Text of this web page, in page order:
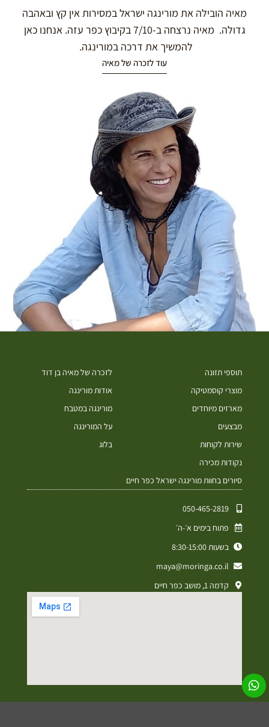
מאיה הובילה את מורינגה ישראל במסירות אין קץ ובאהבה
גדולה. מאיה נרצחה ב-7/10 בקיבוץ כפר עזה. אנחנו כאן
להמשיך את דרכה במורינגה.
עוד לזכרה של מאיה
תוספי תזונה
מוצרי קוסמטיקה
מארזים מיוחדים
מבצעים
שירות לקוחות
נקודות מכירה
סיורים בחוות מורינגה ישראל כפר חיים
לזכרה של מאיה בן דוד
אודות מורינגה
מורינגה במטבח
על המורינגה
בלוג
050-465-2819⁩
פתוח בימים א׳-ה׳
בשעות 8:30-15:00
maya@moringa.co.il
קדמה 1, מושב כפר חיים